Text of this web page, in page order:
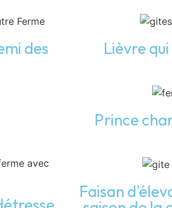
des Lièvre
Prince
Faisan